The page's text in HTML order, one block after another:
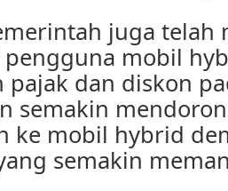
juga telah
mobil
pajak dan diskon
semakin
ke mobil hybrid
semakin